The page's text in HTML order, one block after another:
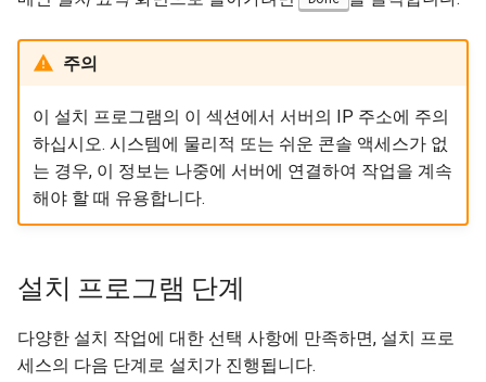
주의
이 설치 프로그램의 이 섹션에서 서버의 IP 주소에 주의
하십시오. 시스템에 물리적 또는 쉬운 콘솔 액세스가 없
는 경우, 이 정보는 나중에 서버에 연결하여 작업을 계속
해야 할 때 유용합니다.
설치 프로그램 단계
다양한 설치 작업에 대한 선택 사항에 만족하면, 설치 프로
세스의 다음 단계로 설치가 진행됩니다.